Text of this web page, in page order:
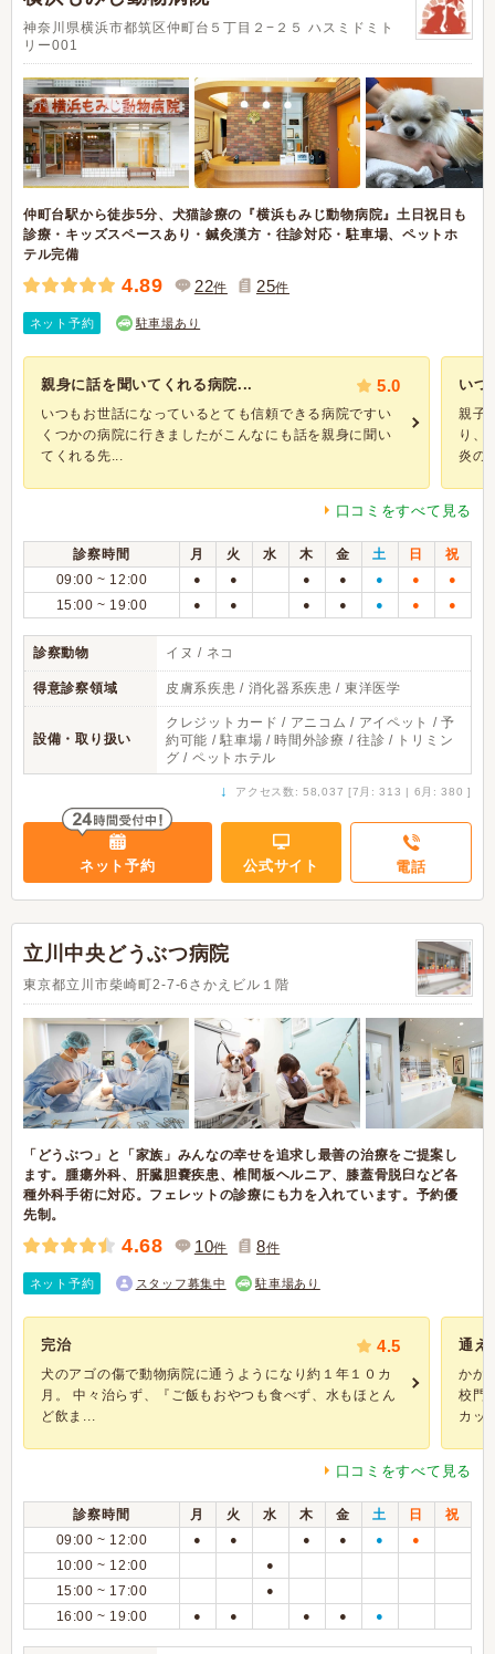
神奈川県横浜市都筑区仲町台５丁目２−２５ ハスミドミト
リー001
仲町台駅から徒歩5分、犬猫診療の『横浜もみじ動物病院』土日祝日も
診療・キッズスペースあり・鍼灸漢方・往診対応・駐車場、ペットホ
テル完備
4.89 22件 25件
ネット予約 駐車場あり
親身に話を聞いてくれる病院... 5.0
いつもお世話になっているとても信頼できる病院ですい
くつかの病院に行きましたがこんなにも話を親身に聞い
てくれる先...
いつ
親子
り、
炎の
口コミをすべて見る
診察時間 月 火 水 木 金 土 日
祝
09:00 ~ 12:00
● ● ● ● ● ● ●
15:00 ~ 19:00 ● ● ● ● ● ● ●
診察動物 イヌ / ネコ
得意診察領域 皮膚系疾患 / 消化器系疾患 / 東洋医学
設備・取り扱い
クレジットカード / アニコム / アイペット / 予
約可能 / 駐車場 / 時間外診療 / 往診 / トリミン
グ / ペットホテル
↓ アクセス数: 58,037 [7月: 313 | 6月: 380 ]
ネット予約 公式サイト 電話
立川中央どうぶつ病院
東京都立川市柴崎町2-7-6さかえビル１階
「どうぶつ」と「家族」みんなの幸せを追求し最善の治療をご提案し
ます。腫瘍外科、肝臓胆嚢疾患、椎間板ヘルニア、膝蓋骨脱臼など各
種外科手術に対応。フェレットの診療にも力を入れています。予約優
先制。
4.68 10件 8件
ネット予約 スタッフ募集中 駐車場あり
完治 4.5
犬のアゴの傷で動物病院に通うようになり約１年１０カ
月。 中々治らず、『ご飯もおやつも食べず、水もほとん
ど飲ま...
通え
かか
校門
カッ
口コミをすべて見る
診察時間 月 火 水 木 金 土 日
祝
09:00 ~ 12:00
● ● ● ● ● ●
10:00 ~ 12:00 ●
15:00 ~ 17:00 ●
16:00 ~ 19:00 ● ● ● ● ●